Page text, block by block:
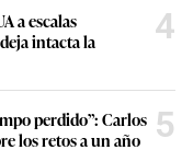
a escalas
intacta la
4
perdido”: Carlos
los retos a un año
5